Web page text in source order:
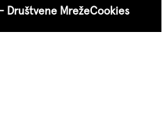
Društvene MrežeCookies